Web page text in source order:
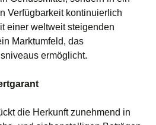
Verfügbarkeit kontinuierlich
einer weltweit steigenden
Marktumfeld, das
ermöglicht.
die Herkunft zunehmend in